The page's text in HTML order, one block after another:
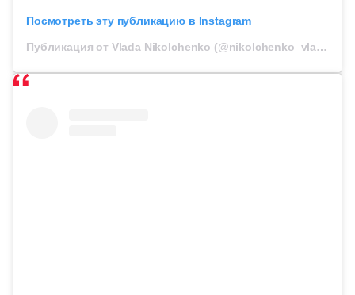
Посмотреть эту публикацию в Instagram
Публикация от Vlada Nikolchenko (@nikolchenko_vlada)